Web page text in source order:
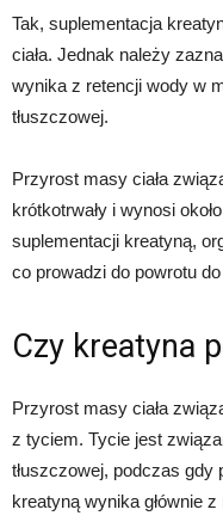
Tak, suplementacja
ciała. Jednak należy
wynika z retencji wody w
tłuszczowej.
Przyrost masy ciała
krótkotrwały i wynosi
suplementacji kreatyną,
co prowadzi do powrotu
Czy kreatyna
Przyrost masy ciała
z tyciem. Tycie jest
tłuszczowej, podczas gdy
kreatyną wynika głównie